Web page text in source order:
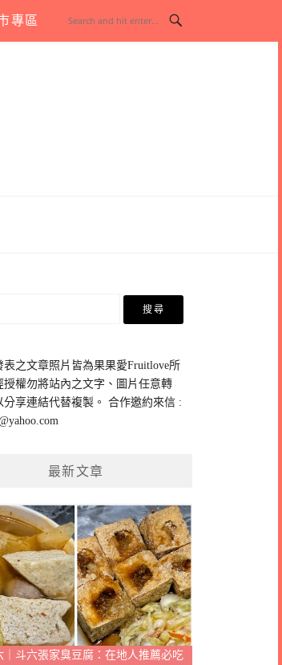
專區
表之文章照片皆為果果愛Fruitlove所
授權勿將站內之文字、圖片任意轉
分享連結代替複製。 合作邀約來信 :
最新文章
｜斗六張家臭豆腐：在地人推薦必吃